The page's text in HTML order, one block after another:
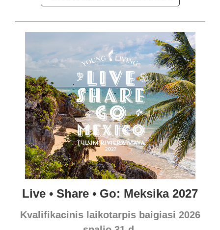
Live • Share • Go: Meksika 2027
Kvalifikacinis laikotarpis baigiasi 2026